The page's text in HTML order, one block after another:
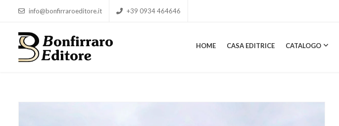
info@bonfirraroeditore.it +39 0934 464646
HOME CASA EDITRICE CATALOGO